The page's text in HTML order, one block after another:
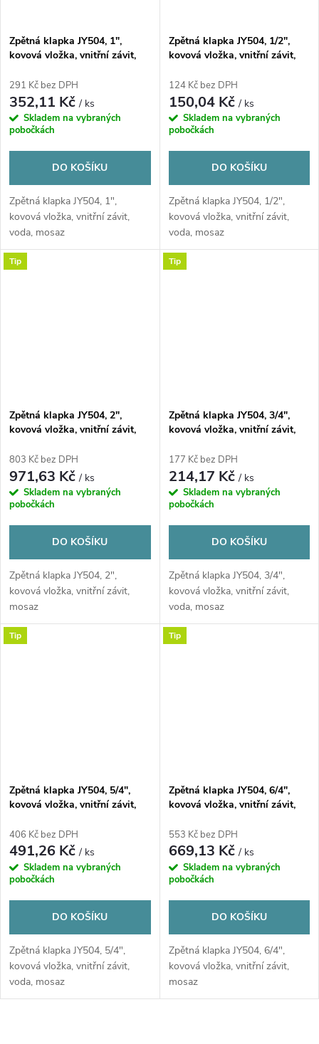
Zpětná klapka JY504, 1",
kovová vložka, vnitřní závit,
291 Kč bez DPH
352,11 Kč/ ks
Skladem na vybraných
pobočkách
DO KOŠÍKU
Zpětná klapka JY504, 1",
kovová vložka, vnitřní závit,
voda, mosaz
Zpětná klapka JY504, 1/2",
kovová vložka, vnitřní závit,
124 Kč bez DPH
150,04 Kč/ ks
Skladem na vybraných
pobočkách
DO KOŠÍKU
Zpětná klapka JY504, 1/2",
kovová vložka, vnitřní závit,
voda, mosaz
Tip
Zpětná klapka JY504, 2",
kovová vložka, vnitřní závit,
803 Kč bez DPH
971,63 Kč/ ks
Skladem na vybraných
pobočkách
DO KOŠÍKU
Zpětná klapka JY504, 2",
kovová vložka, vnitřní závit,
mosaz
Tip
Zpětná klapka JY504, 3/4",
kovová vložka, vnitřní závit,
177 Kč bez DPH
214,17 Kč/ ks
Skladem na vybraných
pobočkách
DO KOŠÍKU
Zpětná klapka JY504, 3/4",
kovová vložka, vnitřní závit,
voda, mosaz
Tip
Zpětná klapka JY504, 5/4",
kovová vložka, vnitřní závit,
406 Kč bez DPH
491,26 Kč/ ks
Skladem na vybraných
pobočkách
DO KOŠÍKU
Zpětná klapka JY504, 5/4",
kovová vložka, vnitřní závit,
voda, mosaz
Tip
Zpětná klapka JY504, 6/4",
kovová vložka, vnitřní závit,
553 Kč bez DPH
669,13 Kč/ ks
Skladem na vybraných
pobočkách
DO KOŠÍKU
Zpětná klapka JY504, 6/4",
kovová vložka, vnitřní závit,
mosaz